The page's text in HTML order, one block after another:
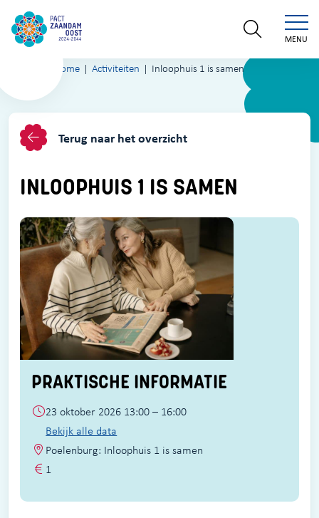
MENU
Home Activiteiten Inloophuis 1 is samen
Terug naar het overzicht
INLOOPHUIS 1 IS SAMEN
PRAKTISCHE INFORMATIE
23 oktober 2026 13:00 – 16:00
Bekijk alle data
Poelenburg: Inloophuis 1 is samen
1